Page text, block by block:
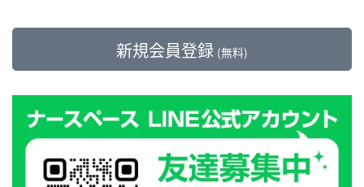
新規会員登録 (無料)